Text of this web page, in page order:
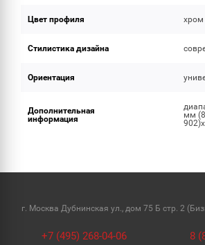
Цвет профиля хром
Стилистика дизайна
Ориентация
Дополнительная
информация
мм
г. Москва Дубнинская ул., дом 75 Б стр. 2
+7 (495) 268-04-06 8